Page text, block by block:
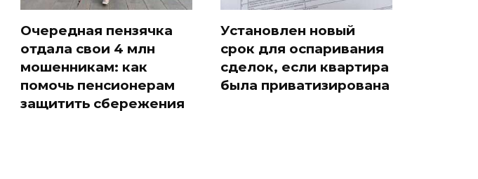
Очередная пензячка
отдала свои 4 млн
мошенникам: как
помочь пенсионерам
защитить сбережения
Установлен новый
срок для оспаривания
сделок, если квартира
была приватизирована